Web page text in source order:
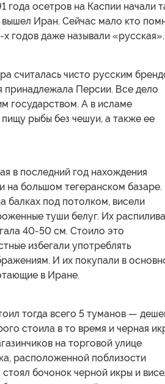
года осетров на Каспии начали
Иран. Сейчас мало кто
годов даже называли «русская».
считалась чисто русским
принадлежала Персии. Все дело
государством. А в исламе
рыбы без чешуи, а также ее
в последний год нахождения
большом тегеранском базаре.
балках под потолком, висели
туши белуг. Их
40-50 см. Стоило это
избегали употреблять
И их покупали в
в Иране.
тогда всего 5 туманов —
стоила в то время и черная
на торговой улице
расположенной поблизости
бочонок черной икры и